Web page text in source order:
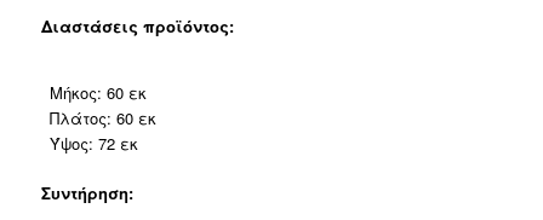
Διαστάσεις προϊόντος:
Μήκος: 60 εκ
Πλάτος: 60 εκ
Ύψος: 72 εκ
Συντήρηση: